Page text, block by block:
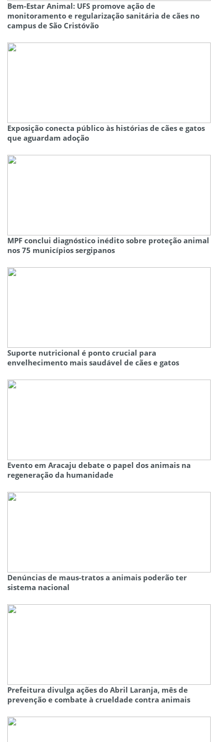
Bem-Estar Animal: UFS promove ação de
monitoramento e regularização sanitária de cães no
campus de São Cristóvão
Exposição conecta público às histórias de cães e gatos
que aguardam adoção
MPF conclui diagnóstico inédito sobre proteção animal
nos 75 municípios sergipanos
Suporte nutricional é ponto crucial para
envelhecimento mais saudável de cães e gatos
Evento em Aracaju debate o papel dos animais na
regeneração da humanidade
Denúncias de maus-tratos a animais poderão ter
sistema nacional
Prefeitura divulga ações do Abril Laranja, mês de
prevenção e combate à crueldade contra animais